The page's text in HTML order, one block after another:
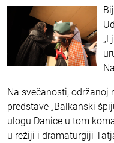
Na svečanosti, održanoj
predstave „Balkanski
ulogu Danice u tom
u režiji i dramaturgiji